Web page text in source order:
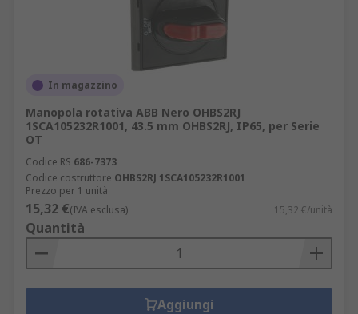
In magazzino
Manopola rotativa ABB Nero OHBS2RJ
1SCA105232R1001, 43.5 mm OHBS2RJ, IP65, per Serie
OT
Codice RS 686-7373
Codice costruttore OHBS2RJ 1SCA105232R1001
Prezzo per 1 unità
15,32 €(IVA esclusa) 15,32 €/unità
Quantità
Aggiungi